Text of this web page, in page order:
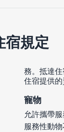
宿規定
務。抵達住
住宿提供的
寵物
允許攜帶
服務性動